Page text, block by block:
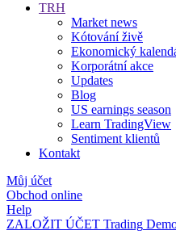
TRH
Market news
Kótování živě
Ekonomický
Korporátní akce
Updates
Blog
US earnings season
Learn TradingView
Sentiment klientů
Kontakt
Můj účet
Obchod online
Help
ZALOŽIT ÚČET Trading